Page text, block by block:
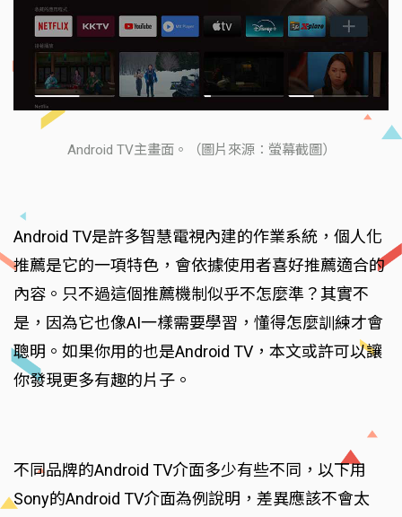
Android TV主畫面。（圖片來源：螢幕截圖）
Android TV是許多智慧電視內建的作業系統，個人化
推薦是它的一項特色，會依據使用者喜好推薦適合的
內容。只不過這個推薦機制似乎不怎麼準？其實不
是，因為它也像AI一樣需要學習，懂得怎麼訓練才會
聰明。如果你用的也是Android TV，本文或許可以讓
你發現更多有趣的片子。
不同品牌的Android TV介面多少有些不同，以下用
Sony的Android TV介面為例說明，差異應該不會太